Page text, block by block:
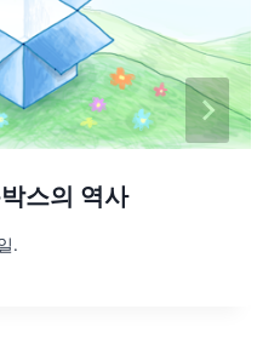
스의 역사
.